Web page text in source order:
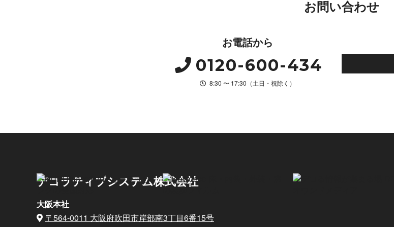
お問い合わせ
お電話から
0120-600-434
8:30 〜 17:30（土日・祝除く）
デコラティブシステム株式会社
大阪本社
〒564-0011 大阪府吹田市岸部南3丁目6番15号